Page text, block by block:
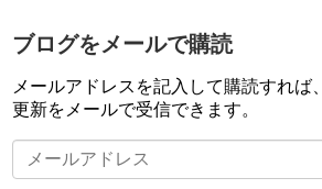
ブログをメールで購読
メールアドレスを記入して購読すれば、
更新をメールで受信できます。
メ
ー